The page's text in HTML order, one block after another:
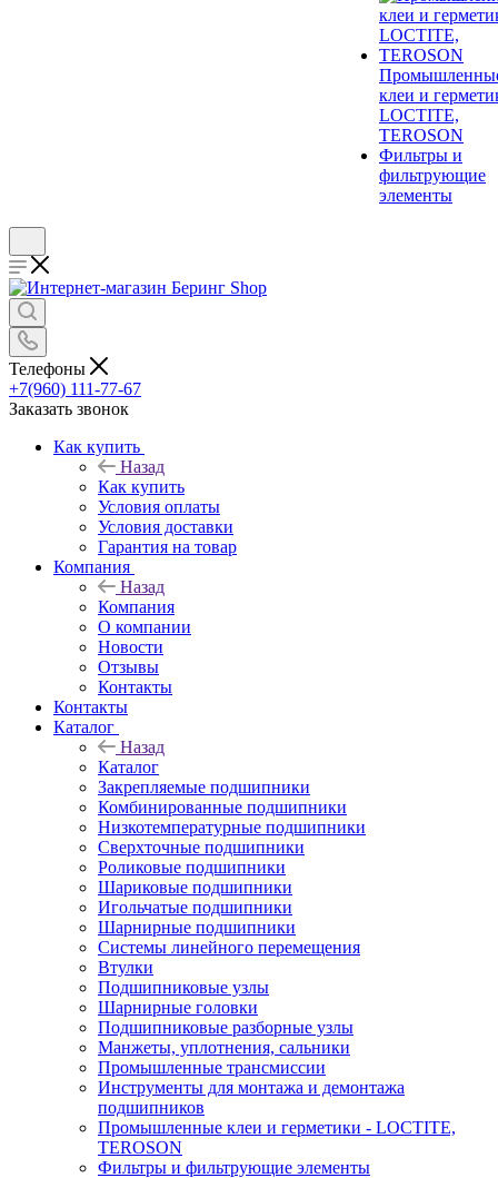
клеи и
LOCTITE,
TEROSON
Фильтры и
фильтрующие
элементы
Телефоны
+7(960) 111-77-67
Заказать звонок
Как купить
Назад
Как купить
Условия оплаты
Условия доставки
Гарантия на товар
Компания
Назад
Компания
О компании
Новости
Отзывы
Контакты
Контакты
Каталог
Назад
Каталог
Закрепляемые подшипники
Комбинированные подшипники
Низкотемпературные подшипники
Сверхточные подшипники
Роликовые подшипники
Шариковые подшипники
Игольчатые подшипники
Шарнирные подшипники
Системы линейного перемещения
Втулки
Подшипниковые узлы
Шарнирные головки
Подшипниковые разборные узлы
Манжеты, уплотнения, сальники
Промышленные трансмиссии
Инструменты для монтажа и демонтажа
подшипников
Промышленные клеи и герметики - LOCTITE,
TEROSON
Фильтры и фильтрующие элементы